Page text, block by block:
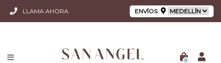
LLAMA AHORA ENVÍOS
0